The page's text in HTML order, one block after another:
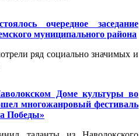
очередное заседание
муниципального района
ряд социально значимых и
Доме культуры во
многожанровый фестиваль
Победы»